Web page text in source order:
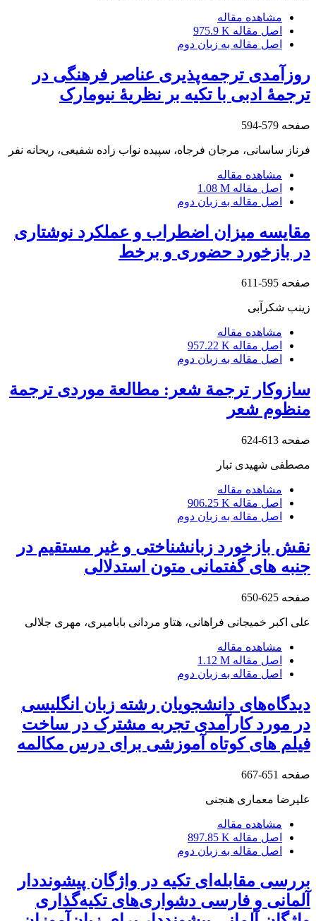
مشاهده مقاله
اصل مقاله 975.9 K
اصل مقاله به زبان دوم
روزآمدی ترجمه‌پذیری عناصر فرهنگی در
ترجمۀ ادبی با تکیه بر نظریۀ نیومارک
صفحه 579-594
فرناز ساسانی، مرجان فرجاه، سپیده نواب زاده شفیعی، ریحانه نفر
مشاهده مقاله
اصل مقاله 1.08 M
اصل مقاله به زبان دوم
مقایسه میزان اضطراب و عملکرد نوشتاری
در بازخورد حضوری و برخط
صفحه 595-611
زینب شکرآبی
مشاهده مقاله
اصل مقاله 957.22 K
اصل مقاله به زبان دوم
سازوکار ترجمة شعر: مطالعة موردی ترجمة
منظوم شعر
صفحه 613-624
مصطفی شهیدی تبار
مشاهده مقاله
اصل مقاله 906.25 K
اصل مقاله به زبان دوم
نقش بازخورد زبانشناختی و غیر مستقیم در
جنبه های گفتمانی متون استدلالی
صفحه 625-650
علی اکبر خمیجانی فراهانی، هتاو مردانی بابامیری، مهری جلالی
مشاهده مقاله
اصل مقاله 1.12 M
اصل مقاله به زبان دوم
دیدگاه‌های دانشجویان رشته زبان انگلیسی
در مورد کارآمدی تجربه مشترک در ساخت
فیلم های کوتاه آموزشی برای درس مکالمه
صفحه 651-667
علیرضا معماری هنجنی
مشاهده مقاله
اصل مقاله 897.85 K
اصل مقاله به زبان دوم
بررسی مقابله‌ای تکیه‌ در واژگان پیشوند‌دار
آلمانی و فارسی دشواری‌های تکیه‌گذاری